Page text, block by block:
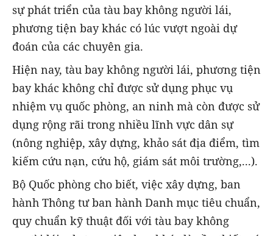
sự phát triển của tàu bay không người lái,
phương tiện bay khác có lúc vượt ngoài dự
đoán của các chuyên gia.
Hiện nay, tàu bay không người lái, phương tiện
bay khác không chỉ được sử dụng phục vụ
nhiệm vụ quốc phòng, an ninh mà còn được sử
dụng rộng rãi trong nhiều lĩnh vực dân sự
(nông nghiệp, xây dựng, khảo sát địa điểm, tìm
kiếm cứu nạn, cứu hộ, giám sát môi trường,...).
Bộ Quốc phòng cho biết, việc xây dựng, ban
hành Thông tư ban hành Danh mục tiêu chuẩn,
quy chuẩn kỹ thuật đối với tàu bay không